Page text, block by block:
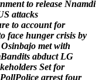
nment to release Nnamdi
S attacks
re to account for
o face hunger crisis by
Osinbajo met with
Bandits abduct LG
keholders Set for
PollPolice arrest four